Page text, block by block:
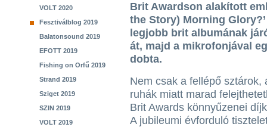
VOLT 2020
Fesztiválblog 2019
Balatonsound 2019
EFOTT 2019
Fishing on Orfű 2019
Strand 2019
Sziget 2019
SZIN 2019
VOLT 2019
Brit Awardson alakított
the Story) Morning
legjobb brit albumának
át, majd a mikrofonjával
dobta.
Nem csak a fellépő sztárok,
ruhák miatt marad
Brit Awards könnyűzenei
A jubileumi évforduló